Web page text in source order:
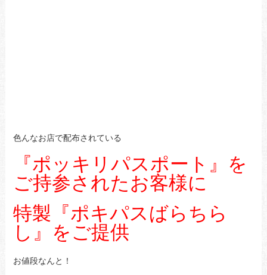
色んなお店で配布されている
『ポッキリパスポート』を
ご持参されたお客様に
特製『ポキパスばらちら
し』をご提供
お値段なんと！